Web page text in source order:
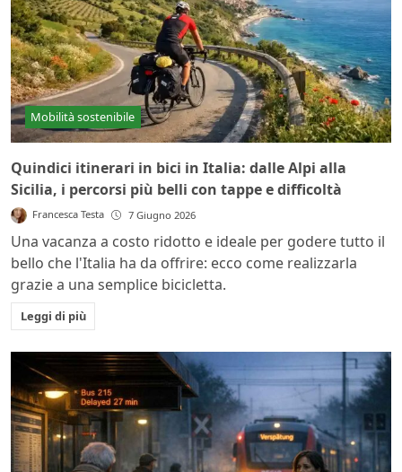
Mobilità sostenibile
Quindici itinerari in bici in Italia: dalle Alpi alla
Sicilia, i percorsi più belli con tappe e difficoltà
Francesca Testa 7 Giugno 2026
Una vacanza a costo ridotto e ideale per godere tutto il
bello che l'Italia ha da offrire: ecco come realizzarla
grazie a una semplice bicicletta.
Leggi di più